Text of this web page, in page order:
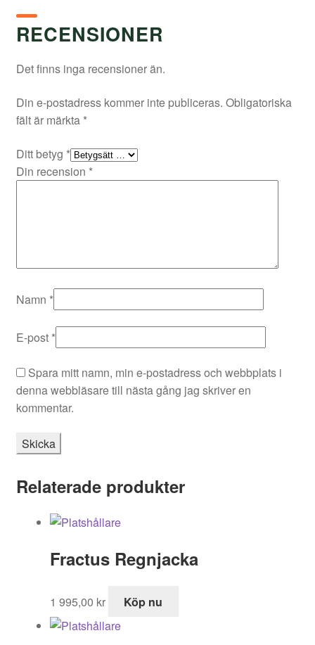
RECENSIONER
Det finns inga recensioner än.
Din e-postadress kommer inte publiceras. Obligatoriska
fält är märkta *
Ditt betyg *
Din recension *
Namn *
E-post *
Spara mitt namn, min e-postadress och webbplats i
denna webbläsare till nästa gång jag skriver en
kommentar.
Relaterade produkter
Fractus Regnjacka
1 995,00 kr Köp nu